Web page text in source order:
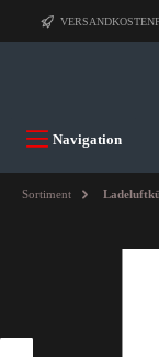
Navigation
Sortiment